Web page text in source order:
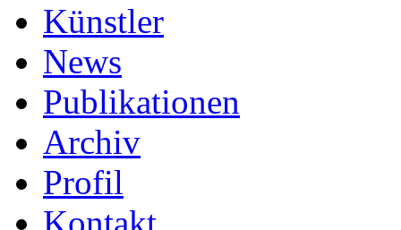
Künstler
News
Publikationen
Archiv
Profil
Kontakt